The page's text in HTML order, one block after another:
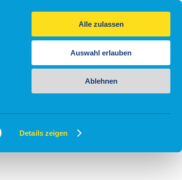
Details zeigen
Alle zulassen
Auswahl erlauben
Ablehnen